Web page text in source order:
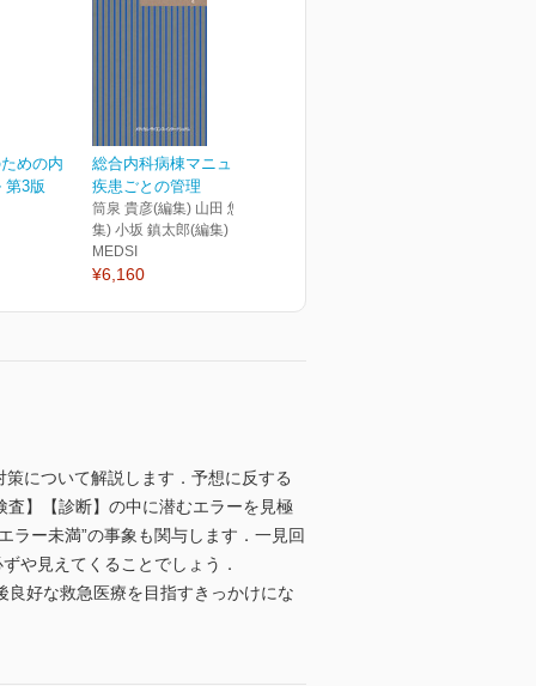
めの内
第3版
総合内科病棟マニュアル
疾患ごとの管理
筒泉 貴彦(編集) 山田 悠史(編
集) 小坂 鎮太郎(編集)
MEDSI
¥6,160
について解説します．予想に反する
】【診断】の中に潜むエラーを見極
ラー未満”の事象も関与します．一見回
や見えてくることでしょう．
好な救急医療を目指すきっかけにな